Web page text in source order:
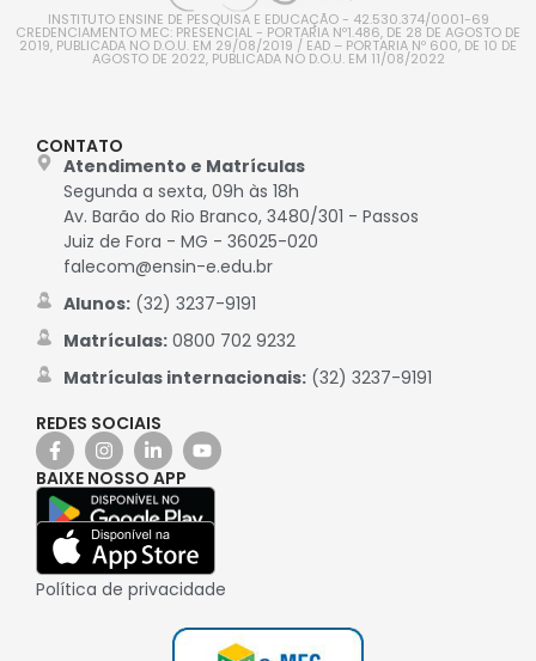
INSTITUTO ENSINE DE PESQUISA E EDUCAÇÃO - 42.530.374/0001-69
CREDENCIAMENTO MEC: PRESENCIAL - PORTARIA Nº1.486, DE 28 DE AGOSTO DE
2019, PUBLICADA NO D.O.U. EM 29/08/2019 / EAD – PORTARIA Nº 600, DE 10 DE
AGOSTO DE 2022, PUBLICADA NO D.O.U. EM 11/08/2022
CONTATO
Atendimento e Matrículas
Segunda a sexta, 09h às 18h
Av. Barão do Rio Branco, 3480/301 - Passos
Juiz de Fora - MG - 36025-020
falecom@ensin-e.edu.br
Alunos:(32) 3237-9191
Matrículas:0800 702 9232
Matrículas internacionais:(32) 3237-9191
REDES SOCIAIS
BAIXE NOSSO APP
Política de privacidade